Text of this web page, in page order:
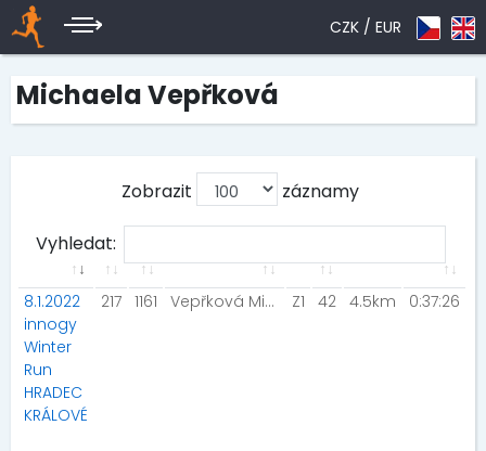
CZK / EUR
Michaela Vepřková
Zobrazit záznamy
Vyhledat:
8.1.2022
innogy
Winter
Run
HRADEC
KRÁLOVÉ
217 1161 Vepřková Michaela Z1 42 4.5km 0:37:26